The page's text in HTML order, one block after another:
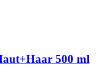
500 ml